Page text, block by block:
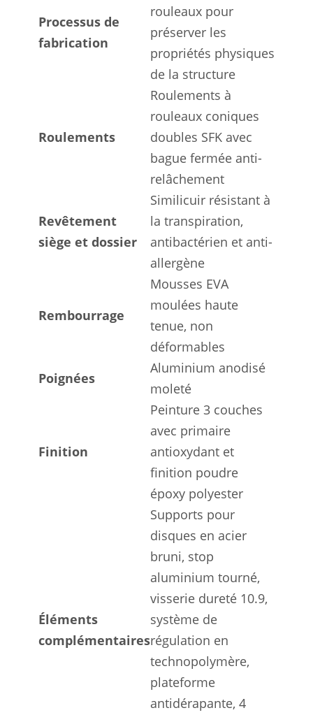
Processus de
fabrication
rouleaux pour
préserver les
propriétés physiques
de la structure
Roulements
Roulements à
rouleaux coniques
doubles SFK avec
bague fermée anti-
relâchement
Revêtement
siège et dossier
Similicuir résistant à
la transpiration,
antibactérien et anti-
allergène
Rembourrage
Mousses EVA
moulées haute
tenue, non
déformables
Poignées
Aluminium anodisé
moleté
Finition
Peinture 3 couches
avec primaire
antioxydant et
finition poudre
époxy polyester
Éléments
complémentaires
Supports pour
disques en acier
bruni, stop
aluminium tourné,
visserie dureté 10.9,
système de
régulation en
technopolymère,
plateforme
antidérapante, 4